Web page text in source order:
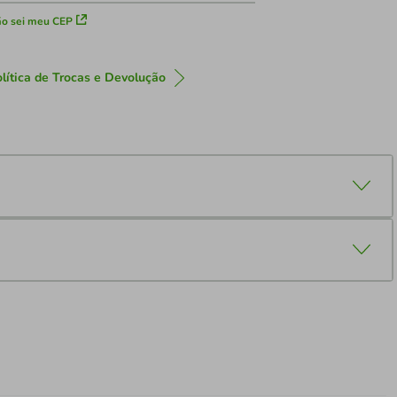
sei meu CEP
de Trocas e Devolução